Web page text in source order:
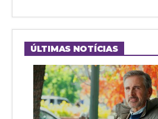
ÚLTIMAS NOTÍCIAS